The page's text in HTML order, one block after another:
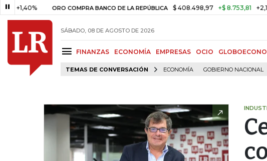
ORO COMPRA BANCO DE LA REPÚBLICA $ 408.498,97 +$ 8.753,81 +2,19%
SÁBADO, 08 DE AGOSTO DE 2026
FINANZAS ECONOMÍA EMPRESAS OCIO
TEMAS DE CONVERSACIÓN ECONOMÍA GOBIERNO NACIONAL